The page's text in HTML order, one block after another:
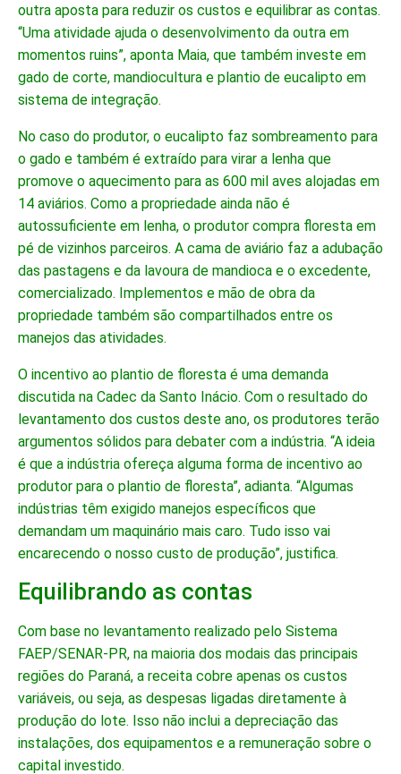
outra aposta para reduzir os custos e equilibrar as contas.
“Uma atividade ajuda o desenvolvimento da outra em
momentos ruins”, aponta Maia, que também investe em
gado de corte, mandiocultura e plantio de eucalipto em
sistema de integração.
No caso do produtor, o eucalipto faz sombreamento para
o gado e também é extraído para virar a lenha que
promove o aquecimento para as 600 mil aves alojadas em
14 aviários. Como a propriedade ainda não é
autossuficiente em lenha, o produtor compra floresta em
pé de vizinhos parceiros. A cama de aviário faz a adubação
das pastagens e da lavoura de mandioca e o excedente,
comercializado. Implementos e mão de obra da
propriedade também são compartilhados entre os
manejos das atividades.
O incentivo ao plantio de floresta é uma demanda
discutida na Cadec da Santo Inácio. Com o resultado do
levantamento dos custos deste ano, os produtores terão
argumentos sólidos para debater com a indústria. “A ideia
é que a indústria ofereça alguma forma de incentivo ao
produtor para o plantio de floresta”, adianta. “Algumas
indústrias têm exigido manejos específicos que
demandam um maquinário mais caro. Tudo isso vai
encarecendo o nosso custo de produção”, justifica.
Equilibrando as contas
Com base no levantamento realizado pelo Sistema
FAEP/SENAR-PR, na maioria dos modais das principais
regiões do Paraná, a receita cobre apenas os custos
variáveis, ou seja, as despesas ligadas diretamente à
produção do lote. Isso não inclui a depreciação das
instalações, dos equipamentos e a remuneração sobre o
capital investido.